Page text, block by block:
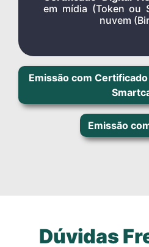
em mídia (Token ou
nuvem
Emissão com
Emissão
Dúvidas